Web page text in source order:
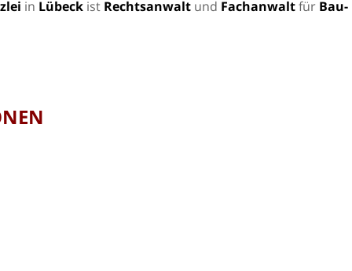
in Lübeck ist Rechtsanwalt und Fachanwaltfür